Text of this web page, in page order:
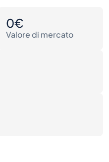
0€
Valore di mercato